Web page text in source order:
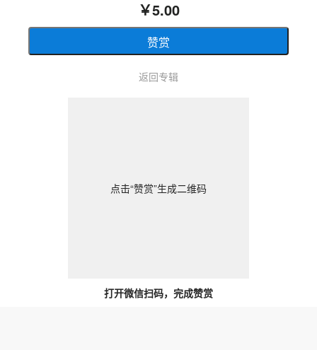
￥5.00
赞赏
返回专辑
点击“赞赏”生成二维码
打开微信扫码，完成赞赏